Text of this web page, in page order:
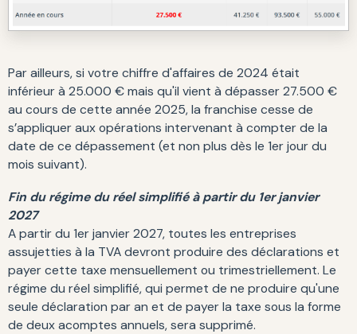
Par ailleurs, si votre chiffre d'affaires de 2024 était
inférieur à 25.000 € mais qu'il vient à dépasser 27.500 €
au cours de cette année 2025, la franchise cesse de
s’appliquer aux opérations intervenant à compter de la
date de ce dépassement (et non plus dès le 1er jour du
mois suivant).
Fin du régime du réel simplifié à partir du 1er janvier
2027
A partir du 1er janvier 2027, toutes les entreprises
assujetties à la TVA devront produire des déclarations et
payer cette taxe mensuellement ou trimestriellement. Le
régime du réel simplifié, qui permet de ne produire qu'une
seule déclaration par an et de payer la taxe sous la forme
de deux acomptes annuels, sera supprimé.